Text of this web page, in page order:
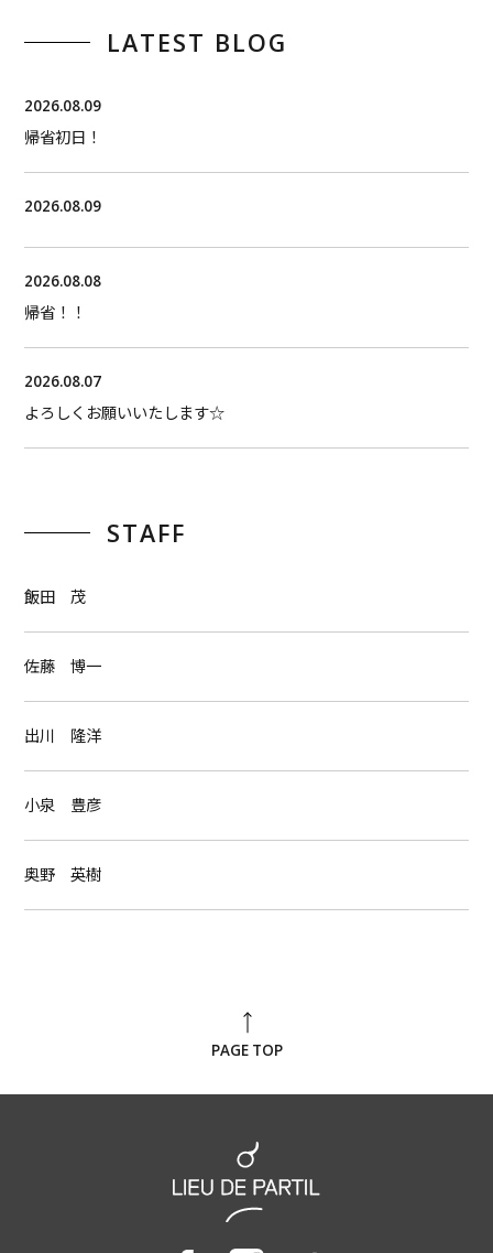
LATEST BLOG
2026.08.09
帰省初日！
2026.08.09
2026.08.08
帰省！！
2026.08.07
よろしくお願いいたします☆
STAFF
飯田 茂
佐藤 博一
出川 隆洋
小泉 豊彦
奥野 英樹
PAGE TOP